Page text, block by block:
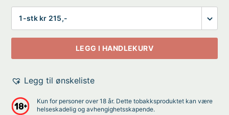
LEGG I HANDLEKURV
Legg til ønskeliste
Kun for personer over 18 år. Dette tobakksproduktet kan være
helseskadelig og avhengighetsskapende.